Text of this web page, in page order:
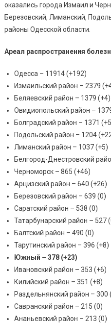
оказались города Измаил и
Березовский, Лиманский,
районы Одесской области.
Ареал распространения
Одесса – 11914 (+192)
Измаильский район – 2379
Беляевский район – 1379 (+4)
Овидиопольский район –
Болградский район – 1371
Подольский район – 1204
Лиманский район – 1037 (+5)
Белгород-Днестровский
Черноморск – 865 (+46)
Арцизский район – 640 (+26)
Березовский район – 639 (0)
Саратский район – 538 (0)
Татарбунарский район – 527
Балтский район – 490 (0)
Тарутинский район – 396 (+8)
Южный – 378 (+23)
Ивановский район – 353 (+6)
Килийский район – 351 (+8)
Раздельнянский район – 300
Савранский район – 215 (0)
Ананьевский район – 213 (0)